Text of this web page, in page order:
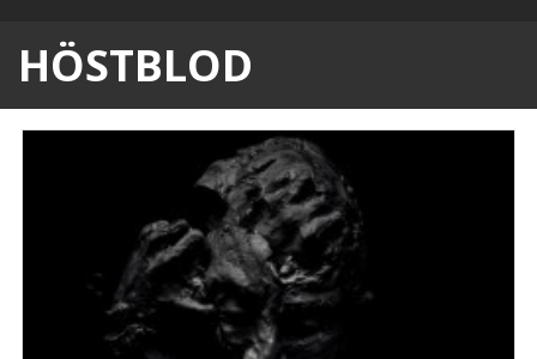
HÖSTBLOD